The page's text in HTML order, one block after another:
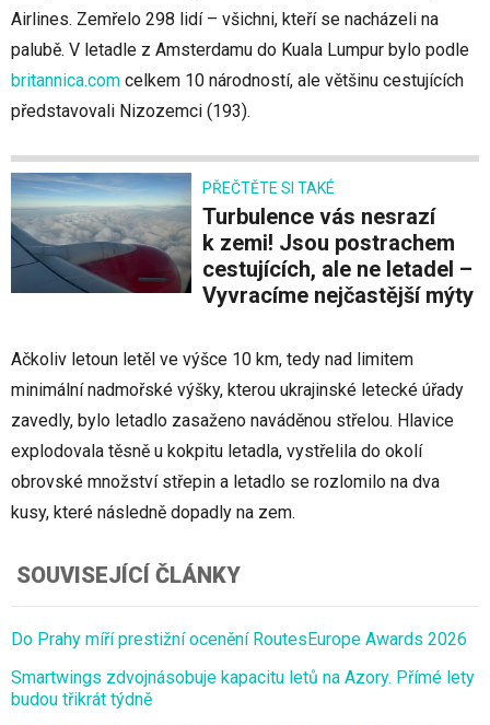
Airlines. Zemřelo 298 lidí – všichni, kteří se nacházeli na
palubě. V letadle z Amsterdamu do Kuala Lumpur bylo podle
britannica.com celkem 10 národností, ale většinu cestujících
představovali Nizozemci (193).
PŘEČTĚTE SI TAKÉ
Turbulence vás nesrazí
k zemi! Jsou postrachem
cestujících, ale ne letadel –
Vyvracíme nejčastější mýty
Ačkoliv letoun letěl ve výšce 10 km, tedy nad limitem
minimální nadmořské výšky, kterou ukrajinské letecké úřady
zavedly, bylo letadlo zasaženo naváděnou střelou. Hlavice
explodovala těsně u kokpitu letadla, vystřelila do okolí
obrovské množství střepin a letadlo se rozlomilo na dva
kusy, které následně dopadly na zem.
SOUVISEJÍCÍ ČLÁNKY
Do Prahy míří prestižní ocenění RoutesEurope Awards 2026
Smartwings zdvojnásobuje kapacitu letů na Azory. Přímé lety
budou třikrát týdně